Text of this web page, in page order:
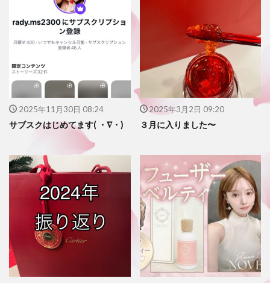
2025年11月30日 08:24
サブスクはじめてます( ・∇・)
2025年3月2日 09:20
３月に入りました〜